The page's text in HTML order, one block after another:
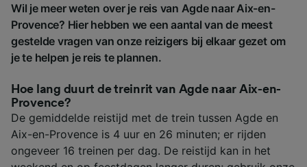
Wil je meer weten over je reis van Agde naar Aix-en-
Provence? Hier hebben we een aantal van de meest
gestelde vragen van onze reizigers bij elkaar gezet om
je te helpen je reis te plannen.
Hoe lang duurt de treinrit van Agde naar Aix-en-
Provence?
De gemiddelde reistijd met de trein tussen Agde en
Aix-en-Provence is 4 uur en 26 minuten; er rijden
ongeveer 16 treinen per dag. De reistijd kan in het